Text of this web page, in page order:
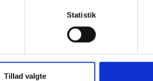
Statistik
Tillad valgte
vedligehold og store